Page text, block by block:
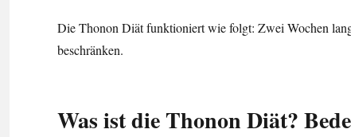
Die Thonon Diät funktioniert wie folgt: Zwei Wochen
beschränken.
Was ist die Thonon Diät?